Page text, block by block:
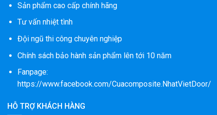
Sản phẩm cao cấp chính hãng
Tư vấn nhiệt tình
Đội ngũ thi công chuyên nghiệp
Chính sách bảo hành sản phẩm lên tới 10 năm
Fanpage:
https://www.facebook.com/Cuacomposite.NhatVietDoor/
HỖ TRỢ KHÁCH HÀNG